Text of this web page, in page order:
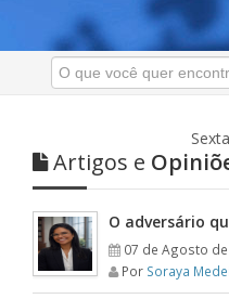
Artigos e
O adversário
07 de Agosto
Por Soraya